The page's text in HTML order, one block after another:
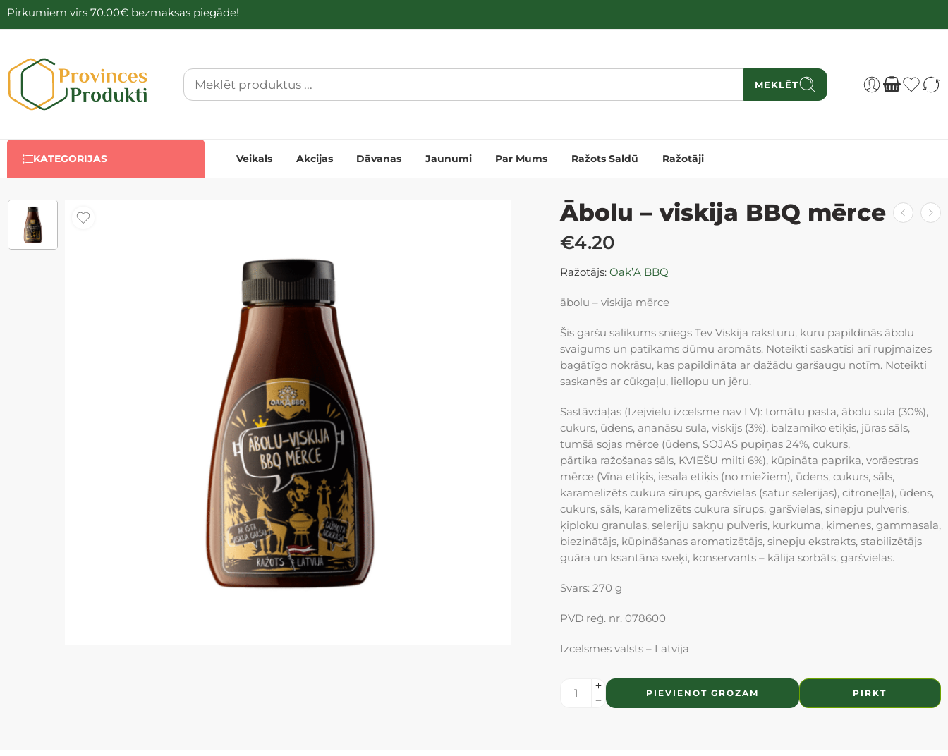
Pirkumiem virs 70.00€ bezmaksas piegāde!
MEKLĒT
KATEGORIJAS Veikals Akcijas Dāvanas Jaunumi Par Mums Ražots Saldū Ražotāji
Ābolu – viskija BBQ mērce
€4.20
Ražotājs: Oak’A BBQ
ābolu – viskija mērce
Šis garšu salikums sniegs Tev Viskija raksturu, kuru papildinās ābolu
svaigums un patīkams dūmu aromāts. Noteikti saskatīsi arī rupjmaizes
bagātīgo nokrāsu, kas papildināta ar dažādu garšaugu notīm. Noteikti
saskanēs ar cūkgaļu, liellopu un jēru.
Sastāvdaļas (Izejvielu izcelsme nav LV): tomātu pasta, ābolu sula (30%),
cukurs, ūdens, ananāsu sula, viskijs (3%), balzamiko etiķis, jūras sāls,
tumšā sojas mērce (ūdens, SOJAS pupiņas 24%, cukurs,
pārtika ražošanas sāls, KVIEŠU milti 6%), kūpināta paprika, vorāestras
mērce (Vīna etiķis, iesala etiķis (no miežiem), ūdens, cukurs, sāls,
karamelizēts cukura sīrups, garšvielas (satur selerijas), citroneļļa), ūdens,
cukurs, sāls, karamelizēts cukura sīrups, garšvielas, sinepju pulveris,
ķiploku granulas, seleriju sakņu pulveris, kurkuma, ķimenes, gammasala,
biezinātājs, kūpināšanas aromatizētājs, sinepju ekstrakts, stabilizētājs
guāra un ksantāna sveķi, konservants – kālija sorbāts, garšvielas.
Svars: 270 g
PVD reģ. nr. 078600
Izcelsmes valsts – Latvija
PIEVIENOT GROZAM PIRKT